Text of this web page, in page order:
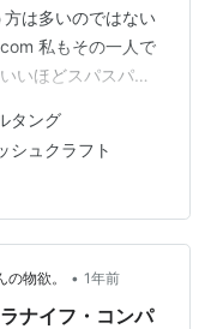
は多いのではない
私もその一人で
いほどスパスパ切
ぎるほど「完成」
も、焚き火の前で
と頭をよぎる不安
たら折れるんじゃ
限界」を意識し始
タング
シュクラフト
物欲。 • 1年前
ナイフ・コンパ